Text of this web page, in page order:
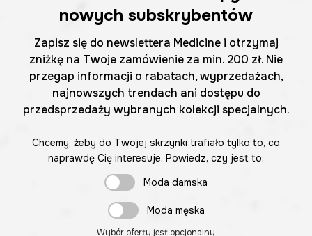
nowych subskrybentów
Zapisz się do newslettera Medicine i otrzymaj
zniżkę na Twoje zamówienie za min. 200 zł. Nie
przegap informacji o rabatach, wyprzedażach,
najnowszych trendach ani dostępu do
przedsprzedaży wybranych kolekcji specjalnych.
Chcemy, żeby do Twojej skrzynki trafiało tylko to, co
naprawdę Cię interesuje. Powiedz, czy jest to:
Moda damska
Moda męska
Wybór oferty jest opcjonalny